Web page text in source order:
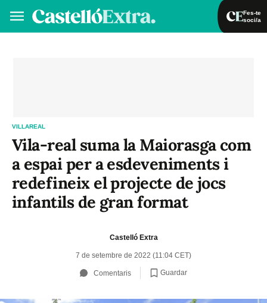
Fes-te
soci/a
VILLAREAL
Vila-real suma la Maiorasga com
a espai per a esdeveniments i
redefineix el projecte de jocs
infantils de gran format
Castelló Extra
7 de setembre de 2022 (11:04 CET)
Comentaris Guardar